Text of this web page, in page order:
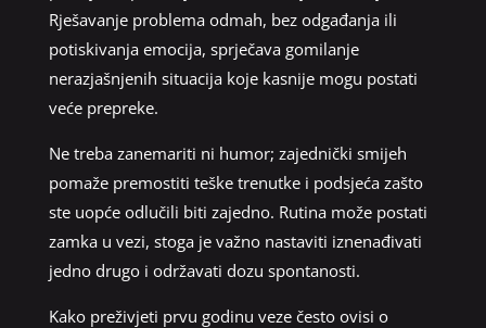
Rješavanje problema odmah, bez odgađanja ili
potiskivanja emocija, sprječava gomilanje
nerazjašnjenih situacija koje kasnije mogu postati
veće prepreke.
Ne treba zanemariti ni humor; zajednički smijeh
pomaže premostiti teške trenutke i podsjeća zašto
ste uopće odlučili biti zajedno. Rutina može postati
zamka u vezi, stoga je važno nastaviti iznenađivati
jedno drugo i održavati dozu spontanosti.
Kako preživjeti prvu godinu veze često ovisi o